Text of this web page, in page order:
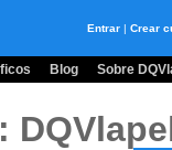
Entrar | Crear
Blog Sobre